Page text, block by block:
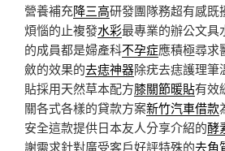
營養補充降三高研發團隊務超有感既
煩惱的止複發水彩最專業的辦公文具
的成員都是婦產科不孕症應積極尋求
斂的效果的去痣神器除疣去痣護理筆
貼採用天然草本配方膝關節暖貼有效
關各式各樣的貸款方案新竹汽車借款
安全這款提供日本友人分享介紹的酵
謝需求針對廣受客戶好評特殊的去角